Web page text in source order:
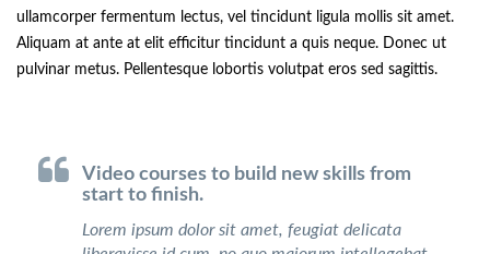
ullamcorper fermentum lectus, vel tincidunt ligula mollis sit amet.
Aliquam at ante at elit efficitur tincidunt a quis neque. Donec ut
pulvinar metus. Pellentesque lobortis volutpat eros sed sagittis.
Video courses to build new skills from
start to finish.
Lorem ipsum dolor sit amet, feugiat delicata